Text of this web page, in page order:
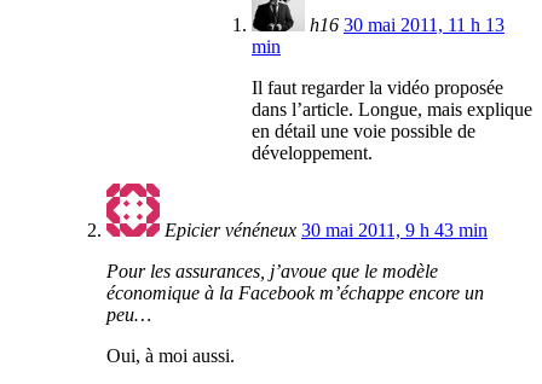
h16 30 mai 2011, 11 h 13
min
Il faut regarder la vidéo proposée
dans l’article. Longue, mais explique
en détail une voie possible de
développement.
Epicier vénéneux 30 mai 2011, 9 h 43 min
Pour les assurances, j’avoue que le modèle
économique à la Facebook m’échappe encore un
peu…
Oui, à moi aussi.